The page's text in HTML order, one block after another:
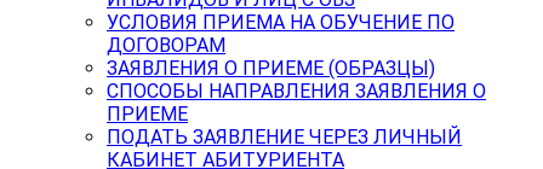
УСЛОВИЯ ПРИЕМА НА ОБУЧЕНИЕ ПО
ДОГОВОРАМ
ЗАЯВЛЕНИЯ О ПРИЕМЕ (ОБРАЗЦЫ)
СПОСОБЫ НАПРАВЛЕНИЯ ЗАЯВЛЕНИЯ О
ПРИЕМЕ
ПОДАТЬ ЗАЯВЛЕНИЕ ЧЕРЕЗ ЛИЧНЫЙ
КАБИНЕТ АБИТУРИЕНТА